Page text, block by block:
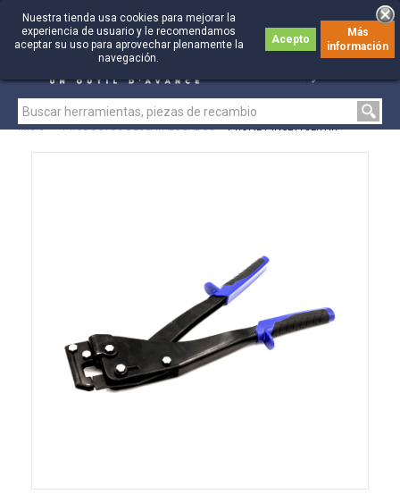
0
0
Nuestra tienda usa cookies para mejorar la
experiencia de usuario y le recomendamos
aceptar su uso para aprovechar plenamente la
navegación.
Acepto
Más
información
Inicio > PRODUCTOS DESCATALOGADOS > PROFIL PINCE A SERTIR